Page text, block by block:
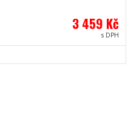
3 459 Kč
s DPH